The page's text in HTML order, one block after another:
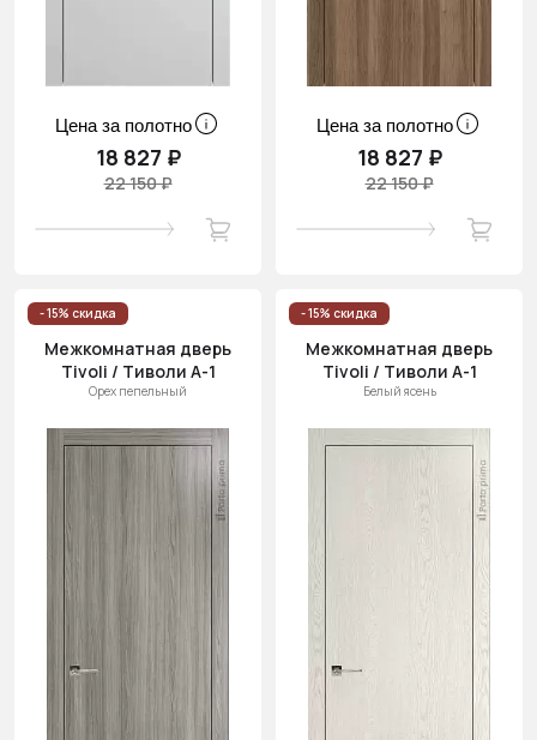
Цена за полотно
18 827 ₽
22 150 ₽
Цена за полотно
18 827 ₽
22 150 ₽
- 15% скидка
Межкомнатная дверь
Tivoli / Тиволи А-1
Орех пепельный
- 15% скидка
Межкомнатная дверь
Tivoli / Тиволи А-1
Белый ясень